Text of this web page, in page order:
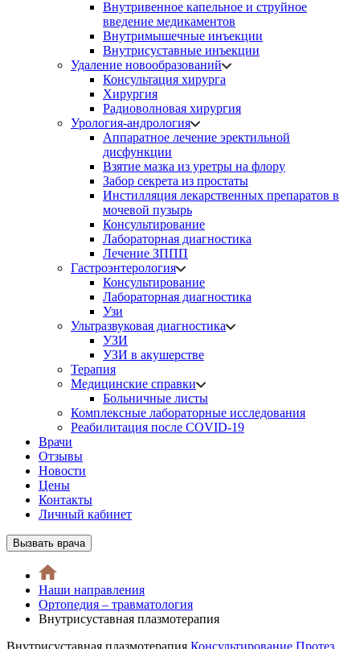
Внутривенное капельное и струйное
введение медикаментов
Внутримышечные инъекции
Внутрисуставные инъекции
Удаление новообразований
Консультация хирурга
Хирургия
Радиоволновая хирургия
Урология-андрология
Аппаратное лечение эректильной
дисфункции
Взятие мазка из уретры на флору
Забор секрета из простаты
Инстилляция лекарственных препаратов в
мочевой пузырь
Консультирование
Лабораторная диагностика
Лечение ЗППП
Гастроэнтерология
Консультирование
Лабораторная диагностика
Узи
Ультразвуковая диагностика
УЗИ
УЗИ в акушерстве
Терапия
Медицинские справки
Больничные листы
Комплексные лабораторные исследования
Реабилитация после COVID-19
Врачи
Отзывы
Новости
Цены
Контакты
Личный кабинет
Вызвать врача
Наши направления
Ортопедия – травматология
Внутрисуставная плазмотерапия
Внутрисуставная плазмотерапия Консультирование Протез